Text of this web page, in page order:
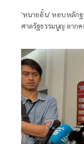
'ทนายอั๋น' หอบหลักฐ
ศาลรัฐธรรมนูญ ลาก